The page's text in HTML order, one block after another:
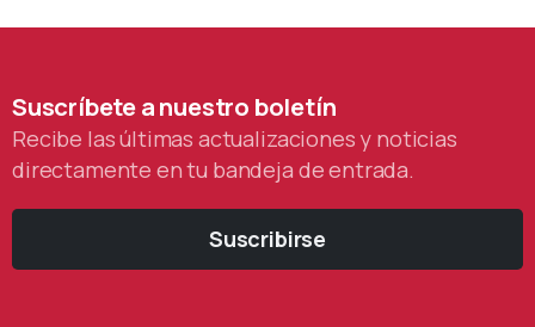
Suscríbeteanuestro boletín
Recibe las últimas actualizaciones y noticias
directamente en tu bandeja de entrada.
Suscribirse